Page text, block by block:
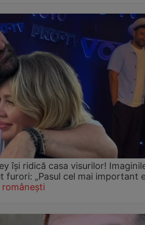
își ridică casa visurilor!
furori: „Pasul cel mai important
românești